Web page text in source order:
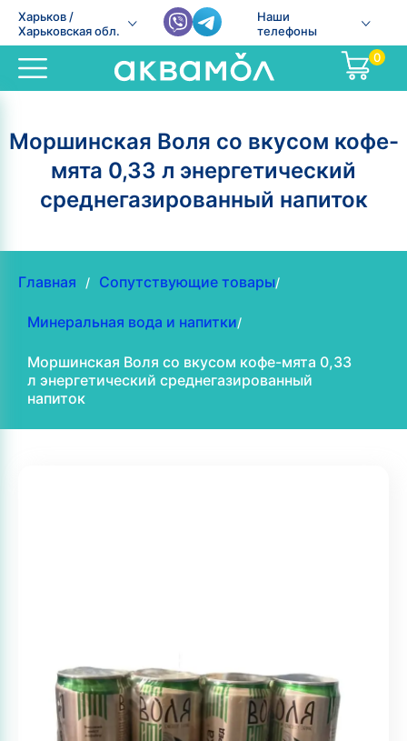
Харьков /
Харьковская обл.
Наши
телефоны
0
Моршинская Воля со вкусом кофе-
мята 0,33 л энергетический
среднегазированный напиток
Главная / Сопутствующие товары/
Минеральная вода и напитки/
Моршинская Воля со вкусом кофе-мята 0,33
л энергетический среднегазированный
напиток